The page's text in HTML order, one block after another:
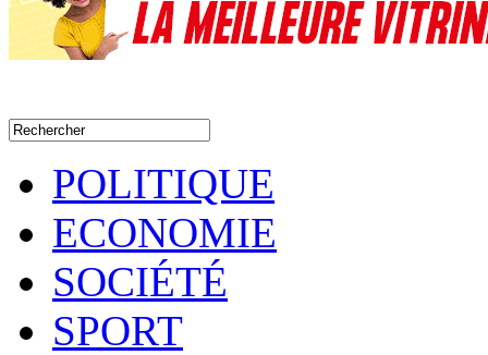
POLITIQUE
ECONOMIE
SOCIÉTÉ
SPORT